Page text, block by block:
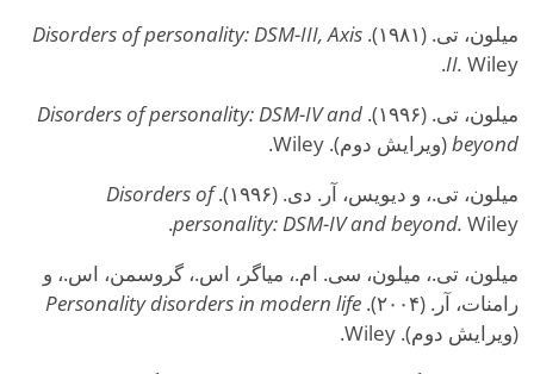
میلون، تی. (۱۹۸۱).
Disorders of personality: DSM-III, Axis
II. Wiley.
میلون، تی. (۱۹۹۶).
Disorders of personality: DSM-IV and
beyond(ویرایش دوم). Wiley.
میلون، تی.، و دیویس، آر. دی. (۱۹۹۶).
Disorders of
personality: DSM-IV and beyond. Wiley.
میلون، تی.، میلون، سی. ام.، میاگر، اس.، گروسمن، اس.، و
رامنات، آر. (۲۰۰۴).
Personality disorders in modern life
(ویرایش دوم). Wiley.